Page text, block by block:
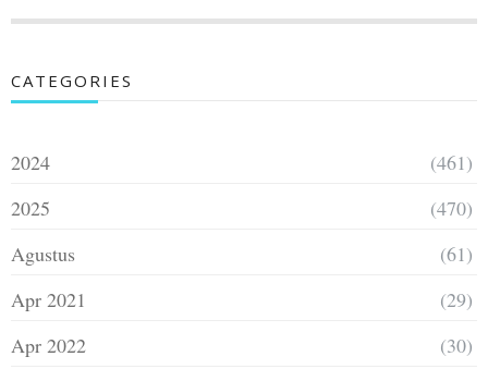
CATEGORIES
2024
(461)
2025
(470)
Agustus
(61)
Apr 2021
(29)
Apr 2022
(30)